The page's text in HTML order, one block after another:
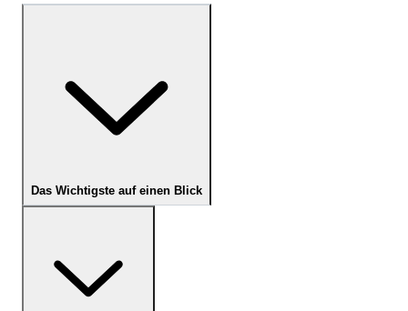
Das Wichtigste auf einen Blick